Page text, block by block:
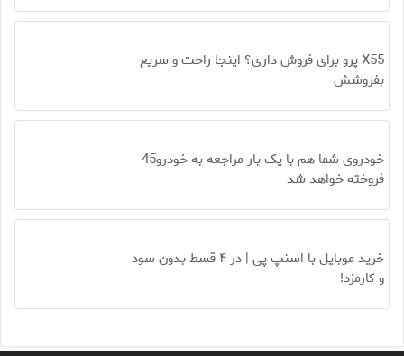
X55 پرو برای فروش داری؟ اینجا راحت و سریع
بفروشش
خودروی شما هم با یک بار مراجعه به خودرو45
فروخته خواهد شد
خرید موبایل با اسنپ پی | در ۴ قسط بدون سود
و کارمزد!